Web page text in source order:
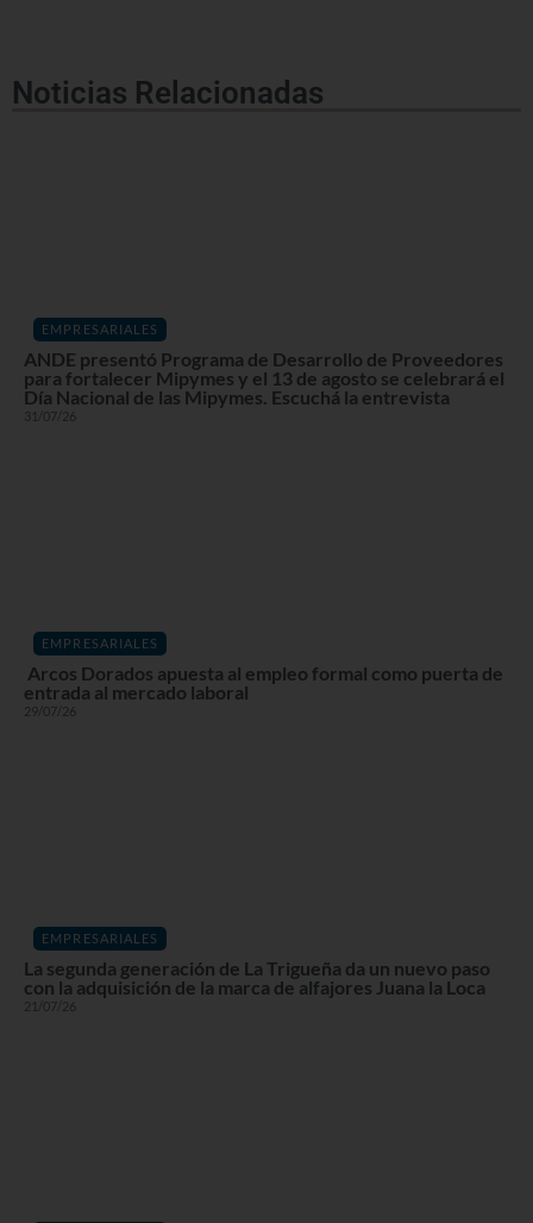
Noticias Relacionadas
EMPRESARIALES
ANDE presentó Programa de Desarrollo de Proveedores
para fortalecer Mipymes y el 13 de agosto se celebrará el
Día Nacional de las Mipymes. Escuchá la entrevista
31/07/26
EMPRESARIALES
Arcos Dorados apuesta al empleo formal como puerta de
entrada al mercado laboral
29/07/26
EMPRESARIALES
La segunda generación de La Trigueña da un nuevo paso
con la adquisición de la marca de alfajores Juana la Loca
21/07/26